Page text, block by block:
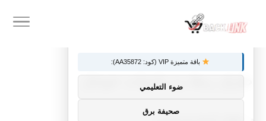
طرق ربط زد بادوات جوجل
توصيات :
باقة متميزة VIP (كود: AA35872):
ضوء التعليمي
صحيفة برق